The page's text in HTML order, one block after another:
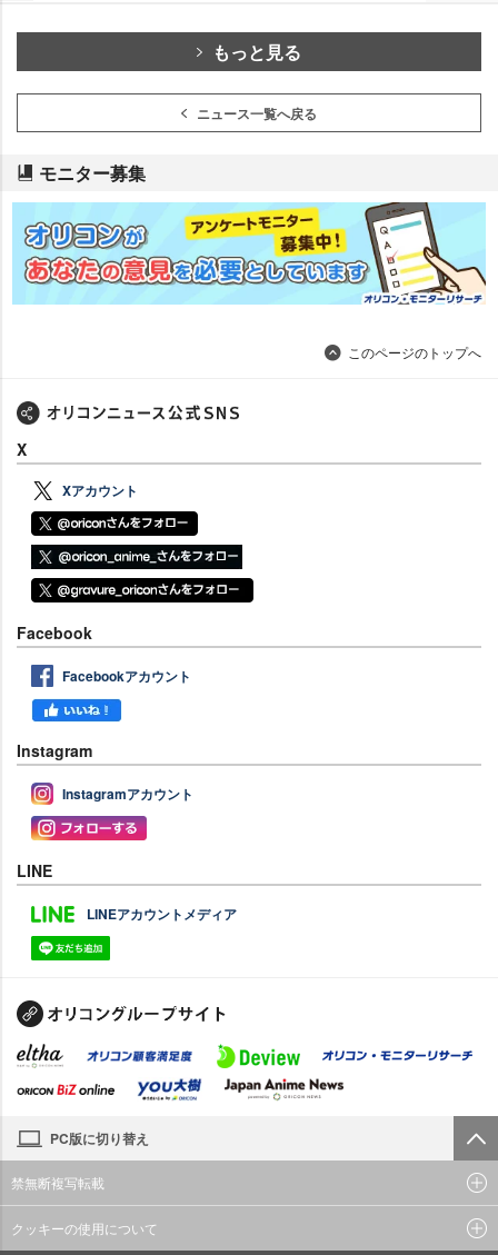
もっと見る
ニュース一覧へ戻る
モニター募集
このページのトップへ
X
Xアカウント
Facebook
Facebookアカウント
Instagram
Instagramアカウント
LINE
LINEアカウントメディア
PC版に切り替え
禁無断複写転載
クッキーの使用について